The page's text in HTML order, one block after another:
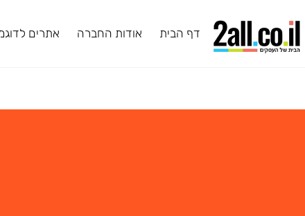
דף הבית אודות החברה אתרים לדוגמא